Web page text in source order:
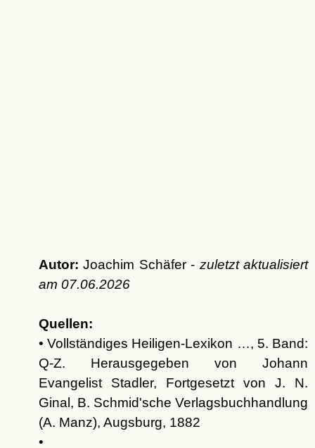
Autor: Joachim Schäfer - zuletzt aktualisiert
am 07.06.2026
Quellen:
• Vollständiges Heiligen-Lexikon …, 5. Band:
Q-Z. Herausgegeben von Johann
Evangelist Stadler, Fortgesetzt von J. N.
Ginal, B. Schmid'sche Verlagsbuchhandlung
(A. Manz), Augsburg, 1882
•